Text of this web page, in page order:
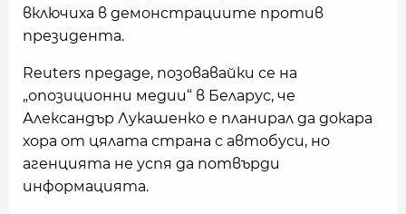
включиха в демонстрациите против
президента.
Reuters предаде, позовавайки се на
„опозиционни медии“ в Беларус, че
Александър Лукашенко е планирал да докара
хора от цялата страна с автобуси, но
агенцията не успя да потвърди
информацията.